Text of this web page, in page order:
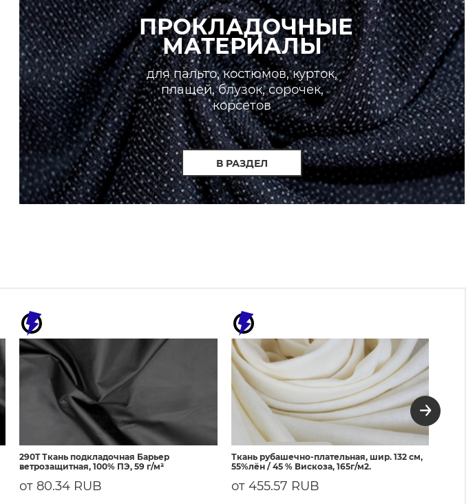
ПРОКЛАДОЧНЫЕ
МАТЕРИАЛЫ
для пальто, костюмов, курток,
плащей, блузок, сорочек,
корсетов
В РАЗДЕЛ
290T Ткань подкладочная Барьер
ветрозащитная, 100% ПЭ, 59 г/м²
от 80.34 RUB
Ткань рубашечно-плательная, шир. 132 см,
55%лён / 45 % Вискоза, 165г/м2.
от 455.57 RUB